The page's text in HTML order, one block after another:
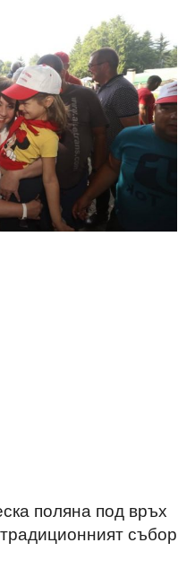
поляна под връх
събор